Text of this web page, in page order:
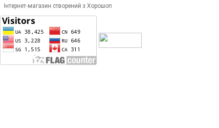
Інтернет-магазин створений з Хорошоп